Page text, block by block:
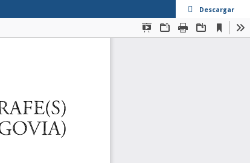
Descargar